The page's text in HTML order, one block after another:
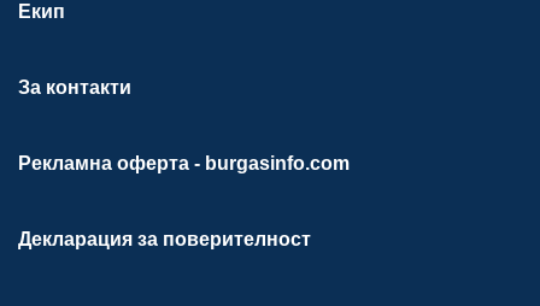
Екип
За контакти
Рекламна оферта - burgasinfo.com
Декларация за поверителност